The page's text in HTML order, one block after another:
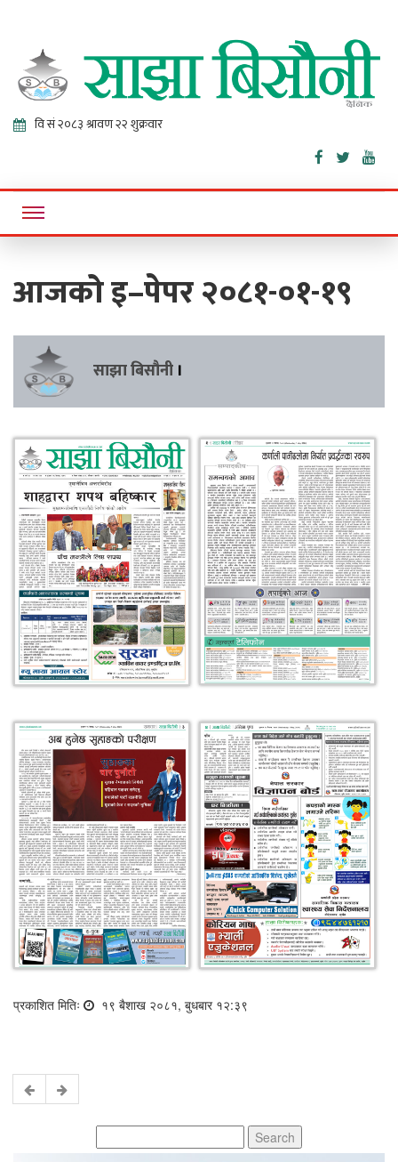
Sajha
Bisaunee
Online News Portal
आजको इ–पेपर २०८१-०१-१९
साझा बिसौनी ।
प्रकाशित मितिः १९ बैशाख २०८१, बुधबार १२:३९
for: